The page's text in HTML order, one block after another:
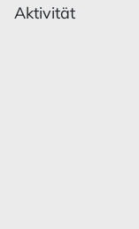
Aktivität